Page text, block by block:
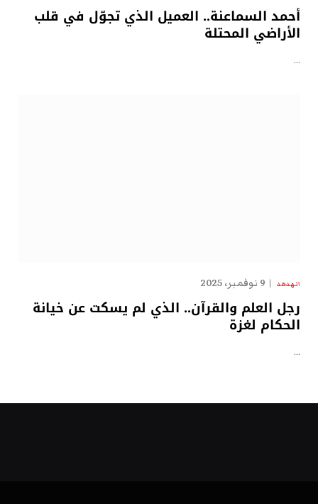
أحمد السماعنة.. العميل الذي تجوّل في قلب
الأراضي المحتلة
…
الهدهد 9 نوفمبر، 2025
رجل العلم والقرآن.. الذي لم يسكت عن خيانة
الحكام لغزة
…